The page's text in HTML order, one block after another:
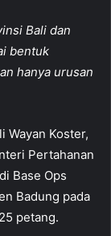
Bali dan
bentuk
hanya urusan
Wayan Koster,
Pertahanan
Base Ops
Badung pada
petang.